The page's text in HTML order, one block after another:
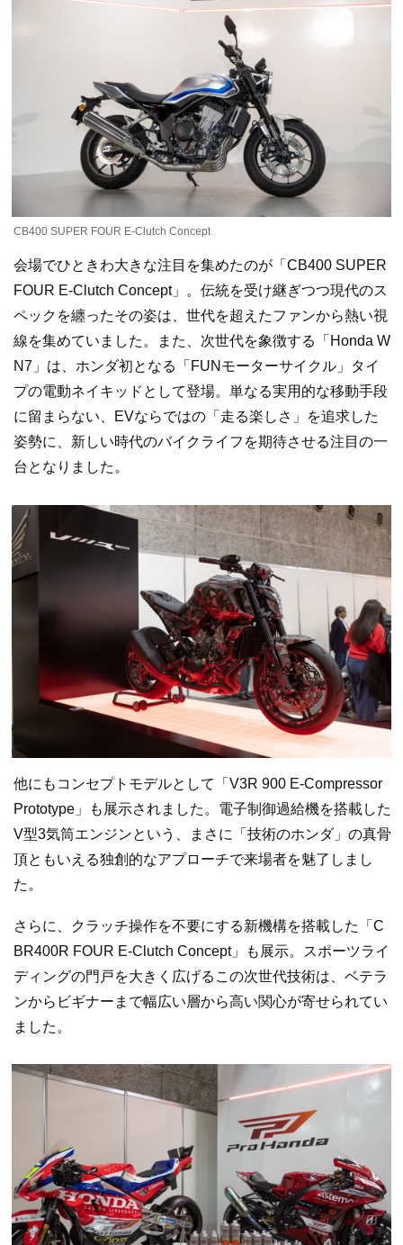
CB400 SUPER FOUR E-Clutch Concept
会場でひときわ大きな注目を集めたのが「CB400 SUPER
FOUR E-Clutch Concept」。伝統を受け継ぎつつ現代のス
ペックを纏ったその姿は、世代を超えたファンから熱い視
線を集めていました。また、次世代を象徴する「Honda W
N7」は、ホンダ初となる「FUNモーターサイクル」タイ
プの電動ネイキッドとして登場。単なる実用的な移動手段
に留まらない、EVならではの「走る楽しさ」を追求した
姿勢に、新しい時代のバイクライフを期待させる注目の一
台となりました。
他にもコンセプトモデルとして「V3R 900 E-Compressor
Prototype」も展示されました。電子制御過給機を搭載した
V型3気筒エンジンという、まさに「技術のホンダ」の真骨
頂ともいえる独創的なアプローチで来場者を魅了しまし
た。
さらに、クラッチ操作を不要にする新機構を搭載した「C
BR400R FOUR E-Clutch Concept」も展示。スポーツライ
ディングの門戸を大きく広げるこの次世代技術は、ベテラ
ンからビギナーまで幅広い層から高い関心が寄せられてい
ました。